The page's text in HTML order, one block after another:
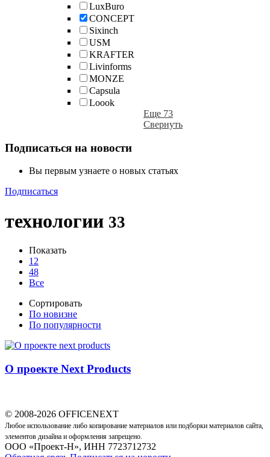
LuxBuro
CONCEPT
Sixinch
USM
KRAFTER
Livinforms
MONZE
Capsula
Loook
Еще 73
Свернуть
Подписаться на новости
Вы первым узнаете о новых статьях
Подписаться
технологии 33
Показать
12
48
Все
Сортировать
По новизне
По популярности
О проекте Next Products
© 2008-2026 OFFICENEXT
Любое использование либо копирование материалов или подборки материалов сайта,
элементов дизайна и оформления запрещено.
ООО «Проект-Н», ИНН 7723712732